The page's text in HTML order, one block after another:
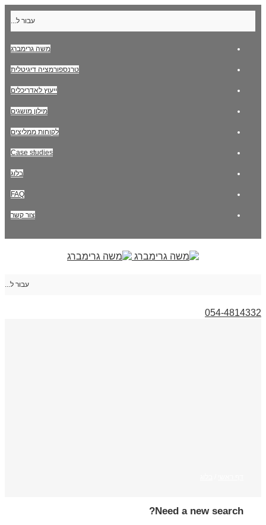
עבור ל...
משה גרימברג
טרנספורמציה דיגיטלית
ייעוץ לאדריכלים
מילון מושגים
לקוחות ממליצים
Case studies
בלוג
FAQ
צור קשר
עבור ל...
054-4814332
Need a new search?